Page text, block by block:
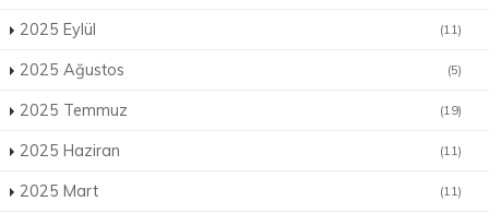
2025 Eylül (11)
2025 Ağustos (5)
2025 Temmuz (19)
2025 Haziran (11)
2025 Mart (11)